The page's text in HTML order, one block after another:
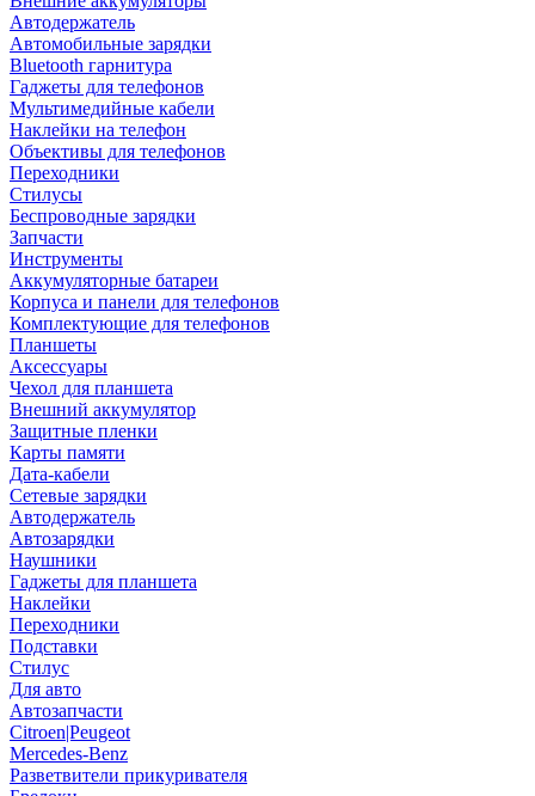
Автодержатель
Автомобильные зарядки
Bluetooth гарнитура
Гаджеты для телефонов
Мультимедийные кабели
Наклейки на телефон
Объективы для телефонов
Переходники
Стилусы
Беспроводные зарядки
Запчасти
Инструменты
Аккумуляторные батареи
Корпуса и панели для телефонов
Комплектующие для телефонов
Планшеты
Аксессуары
Чехол для планшета
Внешний аккумулятор
Защитные пленки
Карты памяти
Дата-кабели
Сетевые зарядки
Автодержатель
Автозарядки
Наушники
Гаджеты для планшета
Наклейки
Переходники
Подставки
Стилус
Для авто
Автозапчасти
Citroen|Peugeot
Mercedes-Benz
Разветвители прикуривателя